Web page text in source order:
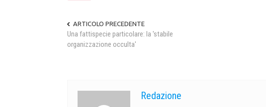
ARTICOLO PRECEDENTE
Una fattispecie particolare: la 'stabile
organizzazione occulta'
Redazione